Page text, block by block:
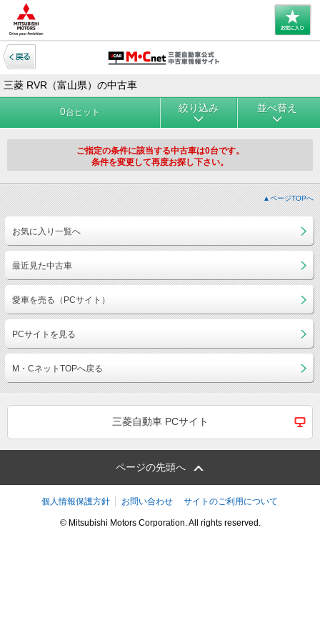
三菱 RVR（富山県）の中古車
0台ヒット 絞り込み 並べ替え
ご指定の条件に該当する中古車は0台です。
条件を変更して再度お探し下さい。
▲ページTOPへ
お気に入り一覧へ
最近見た中古車
愛車を売る（PCサイト）
PCサイトを見る
M・CネットTOPへ戻る
三菱自動車 PCサイト
ページの先頭へ
個人情報保護方針 お問い合わせ サイトのご利用について
© Mitsubishi Motors Corporation. All rights reserved.